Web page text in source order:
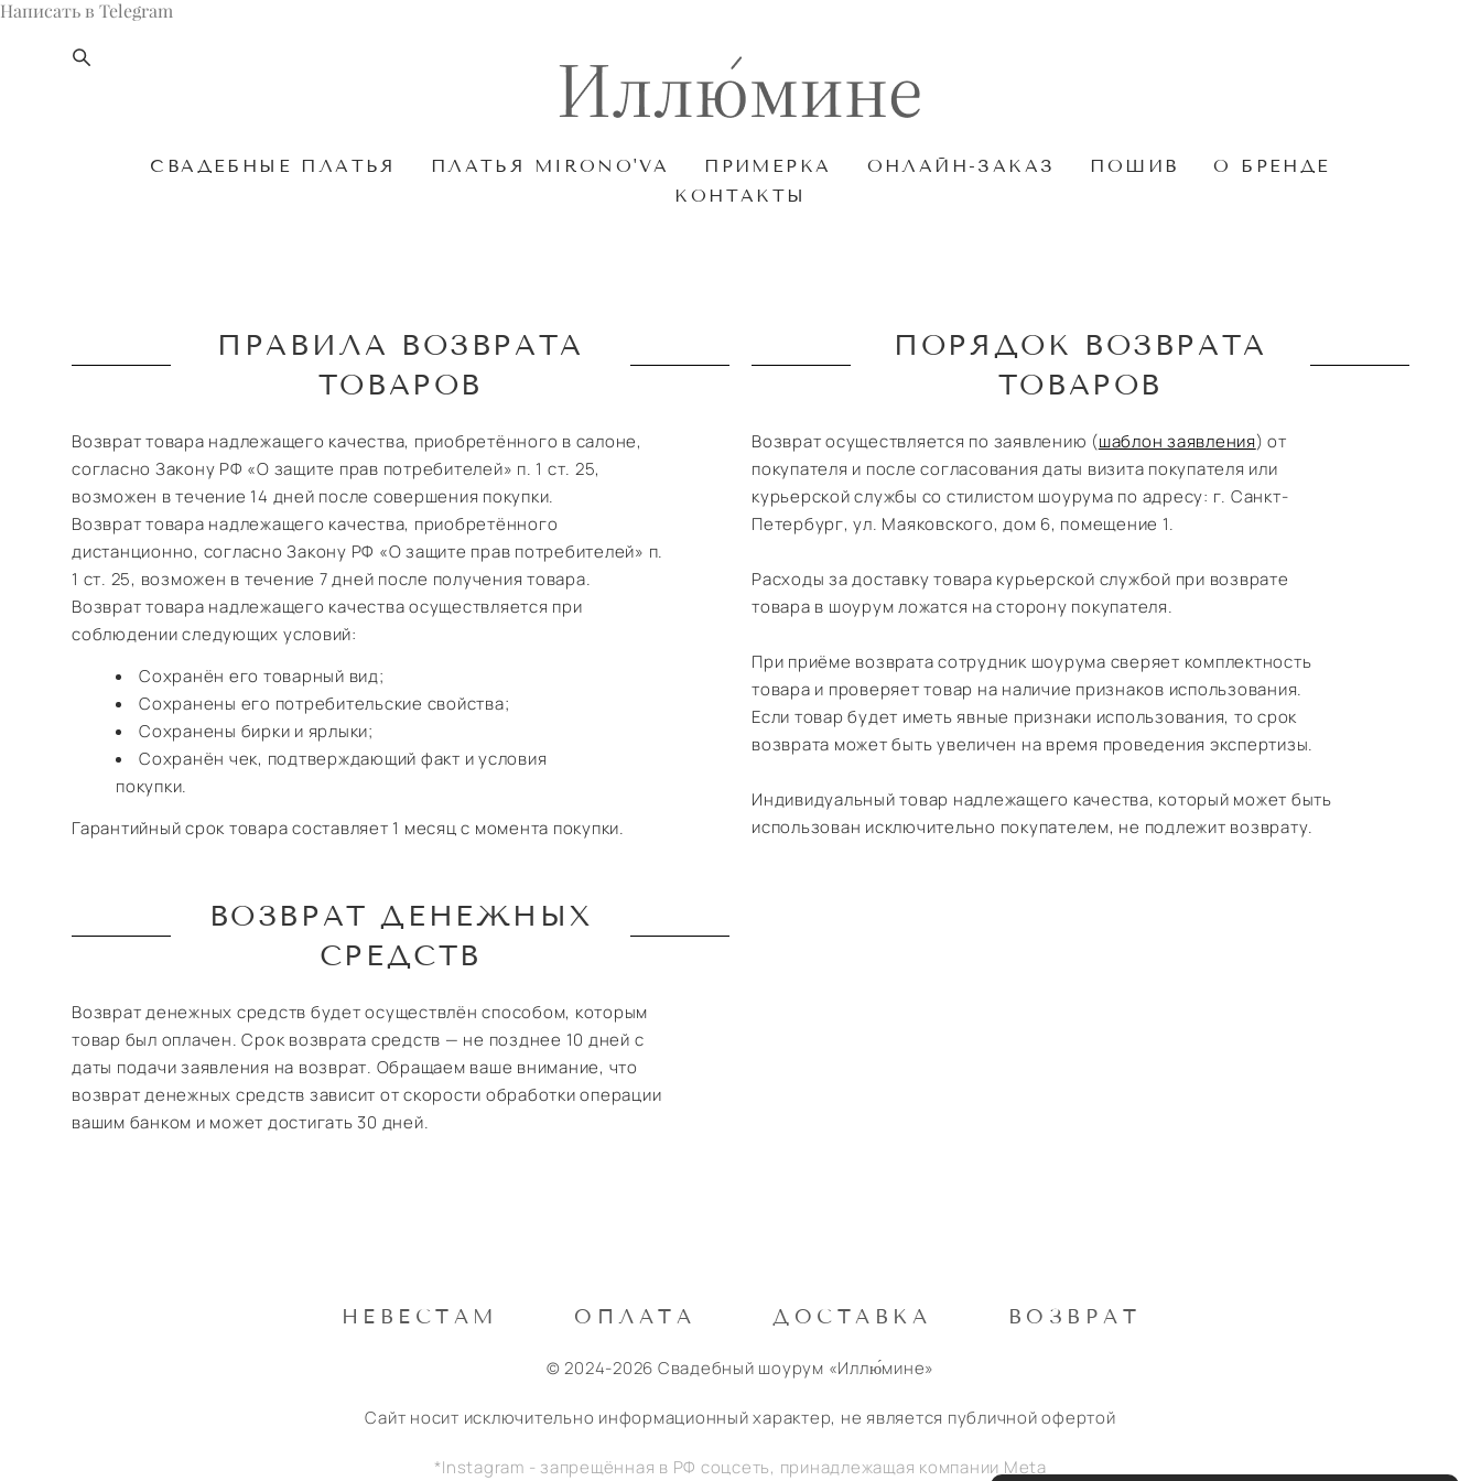
Написать в Telegram
СВАДЕБНЫЕ ПЛАТЬЯ ПЛАТЬЯ MIRONO'VA ПРИМЕРКА ОНЛАЙН-ЗАКАЗ ПОШИВ
О БРЕНДЕ
КОНТАКТЫ
ПРАВИЛА ВОЗВРАТА
ТОВАРОВ
Возврат товара надлежащего качества, приобретённого в салоне,
согласно Закону РФ «О защите прав потребителей» п. 1 ст. 25,
возможен в течение 14 дней после совершения покупки.
Возврат товара надлежащего качества, приобретённого
дистанционно, согласно Закону РФ «О защите прав потребителей» п.
1 ст. 25, возможен в течение 7 дней после получения товара.
Возврат товара надлежащего качества осуществляется при
соблюдении следующих условий:
Сохранён его товарный вид;
Сохранены его потребительские свойства;
Сохранены бирки и ярлыки;
Сохранён чек, подтверждающий факт и условия
покупки.
Гарантийный срок товара составляет 1 месяц с момента покупки.
ПОРЯДОК ВОЗВРАТА
ТОВАРОВ
Возврат осуществляется по заявлению (шаблон заявления) от
покупателя и после согласования даты визита покупателя или
курьерской службы со стилистом шоурума по адресу: г. Санкт-
Петербург, ул. Маяковского, дом 6, помещение 1.
Расходы за доставку товара курьерской службой при возврате
товара в шоурум ложатся на сторону покупателя.
При приёме возврата сотрудник шоурума сверяет комплектность
товара и проверяет товар на наличие признаков использования.
Если товар будет иметь явные признаки использования, то срок
возврата может быть увеличен на время проведения экспертизы.
Индивидуальный товар надлежащего качества, который может быть
использован исключительно покупателем, не подлежит возврату.
ВОЗВРАТ ДЕНЕЖНЫХ
СРЕДСТВ
Возврат денежных средств будет осуществлён способом, которым
товар был оплачен. Срок возврата средств — не позднее 10 дней с
даты подачи заявления на возврат. Обращаем ваше внимание, что
возврат денежных средств зависит от скорости обработки операции
вашим банком и может достигать 30 дней.
НЕВЕСТАМ ОПЛАТА ДОСТАВКА ВОЗВРАТ
© 2024-2026 Свадебный шоурум «Иллю́мине»
Сайт носит исключительно информационный характер, не является публичной офертой
*Instagram - запрещённая в РФ соцсеть, принадлежащая компании Meta